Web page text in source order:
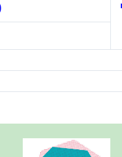
2023
hébergement